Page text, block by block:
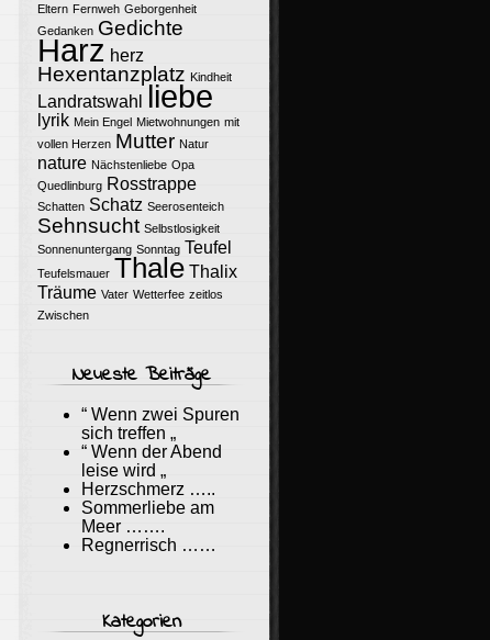
Eltern Fernweh Geborgenheit
Gedanken Gedichte
Harz herz
Hexentanzplatz Kindheit
Landratswahl liebe
lyrik Mein Engel Mietwohnungen mit
vollen Herzen Mutter Natur
nature Nächstenliebe Opa
Quedlinburg Rosstrappe
Schatten Schatz Seerosenteich
Sehnsucht Selbstlosigkeit
Sonnenuntergang Sonntag Teufel
Teufelsmauer Thale Thalix
Träume Vater Wetterfee zeitlos
Zwischen
Neueste Beiträge
“ Wenn zwei Spuren
sich treffen „
“ Wenn der Abend
leise wird „
Herzschmerz …..
Sommerliebe am
Meer …….
Regnerrisch ……
Kategorien